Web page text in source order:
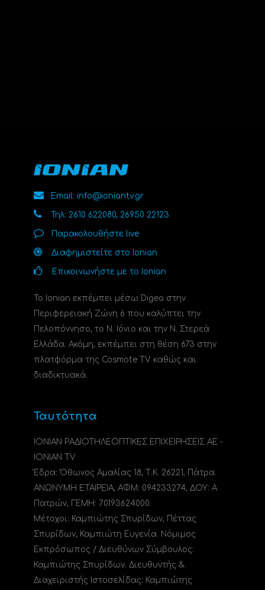
Email: info@ioniantv.gr
Τηλ: 2610 622080, 26950 22123
Παρακολουθήστε live
Διαφημιστείτε στο Ionian
Επικοινωνήστε με το Ionian
Το Ionian εκπέμπει μέσω Digea στην
Περιφερειακή Ζώνη 6 που καλύπτει την
Πελοπόννησο, το N. Ιόνιο και την Ν. Στερεά
Ελλάδα. Ακόμη, εκπέμπει στη θέση 673 στην
πλατφόρμα της Cosmote TV καθώς και
διαδικτυακά.
Ταυτότητα
ΙΟΝΙΑΝ ΡΑΔΙΟΤΗΛΕΟΠΤΙΚΕΣ ΕΠΙΧΕΙΡΗΣΕΙΣ ΑΕ -
IONIAN TV
Έδρα: Όθωνος Αμαλίας 18, Τ.Κ. 26221, Πάτρα.
ΑΝΩΝΥΜΗ ΕΤΑΙΡΕΙΑ, ΑΦΜ: 094233274, ΔΟΥ: A
Πατρών, ΓΕΜΗ: 70193624000.
Μέτοχοι: Καμπιώτης Σπυρίδων, Πέττας
Σπυρίδων, Καμπιώτη Ευγενία. Νόμιμος
Εκπρόσωπος / Διευθύνων Σύμβουλος:
Καμπιώτης Σπυρίδων. Διευθυντής &
Διαχειριστής Ιστοσελίδας: Καμπιώτης